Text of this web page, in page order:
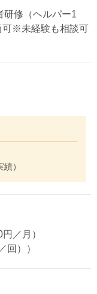
研修（ヘルパー1
可※未経験も相談可
）
／月）
回））